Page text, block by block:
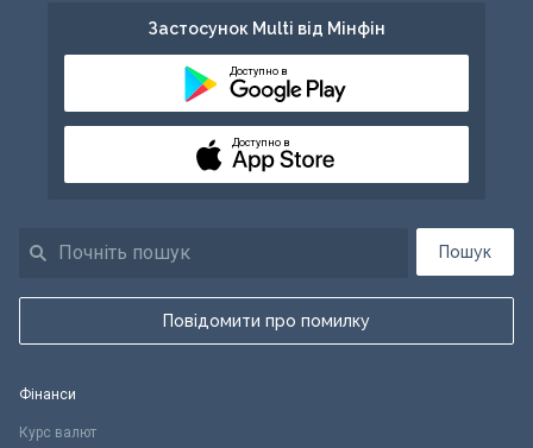
Пошук
Повідомити про помилку
Застосунок Multi від Мінфін
Доступно в
Доступно в
Фінанси
Курс валют